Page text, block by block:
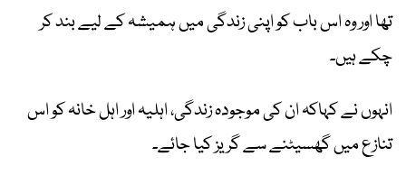
تھا اور وہ اس باب کو اپنی زندگی میں ہمیشہ کے لیے بند کر
چکے ہیں۔
انہوں نے کہاکہ ان کی موجودہ زندگی، اہلیہ اور اہل خانہ کو اس
تنازع میں گھسیٹنے سے گریز کیا جائے۔